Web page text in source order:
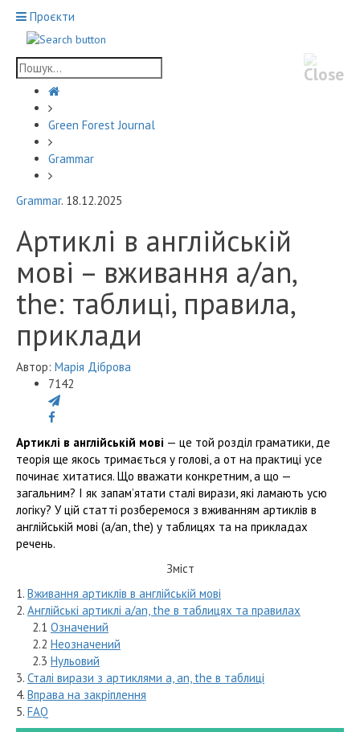
Проєкти
Green Forest Journal
Grammar
Grammar. 18.12.2025
Артиклі в англійській
мові – вживання a/an,
the: таблиці, правила,
приклади
Автор: Марія Діброва
7142
Артиклі в англійській мові — це той розділ граматики, де
теорія ще якось тримається у голові, а от на практиці усе
починає хитатися. Що вважати конкретним, а що —
загальним? І як запам’ятати сталі вирази, які ламають усю
логіку? У цій статті розберемося з вживанням артиклів в
англійській мові (a/an, the) у таблицях та на прикладах
речень.
Зміст
1. Вживання артиклів в англійській мові
2. Англійські артиклі a/an, the в таблицях та правилах
2.1 Означений
2.2 Неозначений
2.3 Нульовий
3. Сталі вирази з артиклями a, an, the в таблиці
4. Вправа на закріплення
5. FAQ